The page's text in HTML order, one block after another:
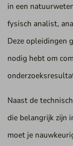
in een
fysisch analist,
Deze opleidingen
nodig hebt om
Naast de
die belangrijk zijn
moet je